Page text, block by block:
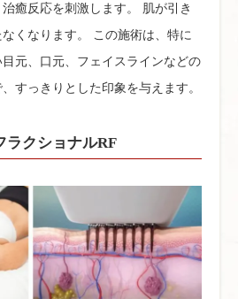
癒反応を刺激します。 肌が引き
くなります。 この施術は、特に
元、口元、フェイスラインなどの
すっきりとした印象を与えます。
ラクショナルRF